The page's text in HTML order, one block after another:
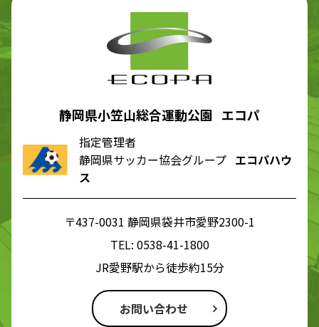
静岡県小笠山総合運動公園 エコパ
指定管理者
静岡県サッカー協会グループ エコパハウ
ス
〒437-0031 静岡県袋井市愛野2300-1
TEL: 0538-41-1800
JR愛野駅から徒歩約15分
お問い合わせ